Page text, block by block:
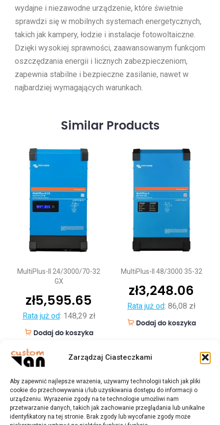
Zarządzaj Ciasteczkami
Aby zapewnić najlepsze wrażenia, używamy technologii takich jak pliki
cookie do przechowywania i/lub uzyskiwania dostępu do informacji o
urządzeniu. Wyrażenie zgody na te technologie umożliwi nam
przetwarzanie danych, takich jak zachowanie przeglądania lub unikalne
identyfikatory na tej stronie. Brak zgody lub wycofanie zgody może
wydajne i niezawodne urządzenie, które świetnie
sprawdzi się w mobilnych systemach energetycznych,
takich jak kampery, łodzie i instalacje fotowoltaiczne.
Dzięki wysokiej sprawności, zaawansowanym funkcjom
oszczędzania energii i licznych zabezpieczeniom,
zapewnia stabilne i bezpieczne zasilanie, nawet w
najbardziej wymagających warunkach.
Similar Products
MultiPlus-II 24/3000/70-32
GX
zł5,595.65
Rata już od: 148,29 zł
Dodaj do koszyka
MultiPlus-II 48/3000 35-32
zł3,248.06
Rata już od: 86,08 zł
Dodaj do koszyka